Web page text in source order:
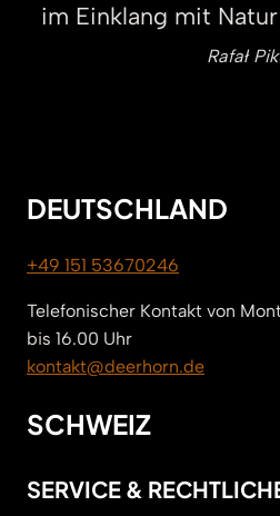
im Einklang mit
Rafał
DEUTSCHLAND
+49 151 53670246
Telefonischer Kontakt von
bis 16.00 Uhr
kontakt@deerhorn.de
SCHWEIZ
SERVICE &